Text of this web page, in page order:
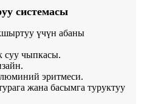
системасы
үчүн абаны
суу чыпкасы.
эритмеси.
жана басымга туруктуу